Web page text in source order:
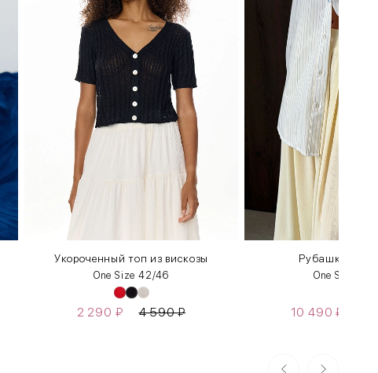
Укороченный топ из вискозы
One Size 42/46
2 290 ₽ 4 590₽
Рубашка «В
One Size
10 490₽